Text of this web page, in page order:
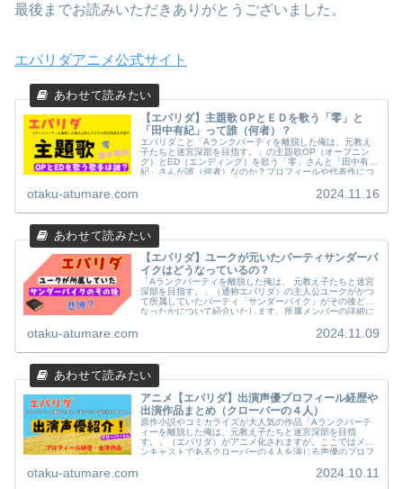
最後までお読みいただきありがとうございました。
エパリダアニメ公式サイト
【エパリダ】主題歌ＯPとＥＤを歌う「零」と
「田中有紀」って誰（何者）？
エパリダこと「Aランクパーティを離脱した俺は、元教え
子たちと迷宮深部を目指す。」の主題歌OP（オープニン
グ）とED（エンディング）を歌う「零」さんと「田中有
紀」さんが誰（何者）なのか？プロフィールや代表作につ
otaku-atumare.com 2024.11.16
【エパリダ】ユークが元いたパーティサンダーパ
イクはどうなっているの？
「Aランクパーティを離脱した俺は、 元教え子たちと迷宮
深部を目指す。」（通称エパリダ）の主人公ユークがかつ
て所属していたパーティ「サンダーバイク」がその後どう
なったかについて紹介いたします。所属メンバーの詳細に
otaku-atumare.com 2024.11.09
アニメ【エパリダ】出演声優プロフィール経歴や
出演作品まとめ（クローバーの４人）
原作小説やコミカライズが大人気の作品「Aランクパーテ
ィーを離脱した俺は、元教え子たちと迷宮深部を目指
す。」（エパリダ）がアニメ化されますが。ここではメイ
ンキャストであるクローバーの４人を演じる声優のプロフ
otaku-atumare.com 2024.10.11